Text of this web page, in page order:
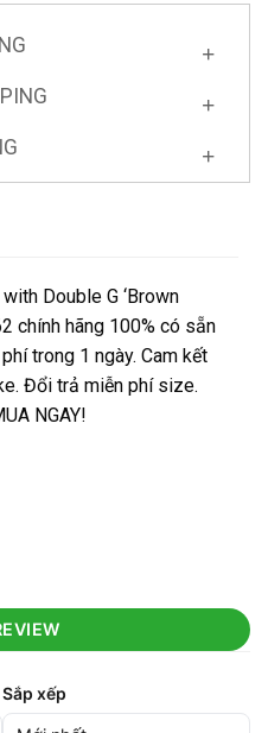
Double G ‘Brown
chính hãng 100% có sẵn
trong 1 ngày. Cam kết
Đổi trả miễn phí size.
NGAY!
Sắp xếp